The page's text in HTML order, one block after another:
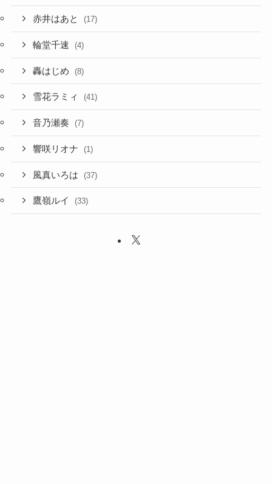
赤井はあと (17)
輪堂千速 (4)
轟はじめ (8)
雪花ラミィ (41)
音乃瀬奏 (7)
響咲リオナ (1)
風真いろは (37)
鷹嶺ルイ (33)